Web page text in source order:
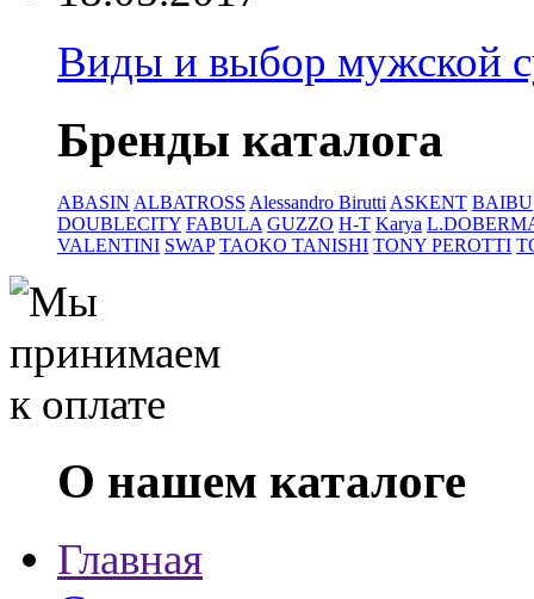
Виды и выбор мужской
Бренды каталога
ABASIN ALBATROSS Alessandro Birutti ASKENT BAIBU
DOUBLECITY FABULA GUZZO H-T Karya
VALENTINI SWAP TAOKO TANISHI TONY PEROTTI
О нашем каталоге
Главная